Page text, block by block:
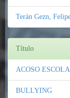
Terán Gezn,
Título
ACOSO
BULLYING